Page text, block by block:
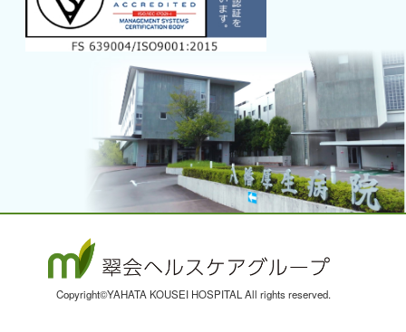
→ 募集職種一覧
→ AI電話
外来のご案内
→ 外来受診について
→ 初診・入院のご相談
入院のご案内
Copyright©YAHATA KOUSEI HOSPITAL All rights reserved.